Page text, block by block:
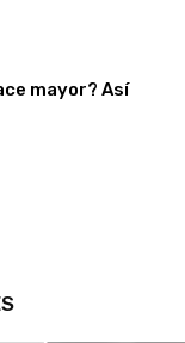
mayor? Así